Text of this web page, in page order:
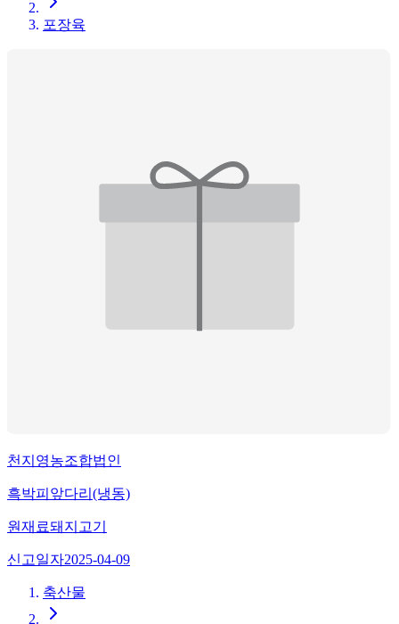
포장육
천지영농조합법인
흑박피앞다리(냉동)
원재료돼지고기
신고일자2025-04-09
축산물